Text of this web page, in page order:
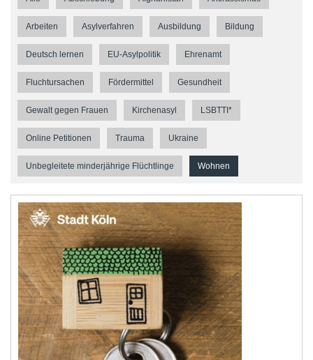
Arbeiten Asylverfahren Ausbildung Bildung
Deutsch lernen EU-Asylpolitik Ehrenamt
Fluchtursachen Fördermittel Gesundheit
Gewalt gegen Frauen Kirchenasyl LSBTTI*
Online Petitionen Trauma Ukraine
Unbegleitete minderjährige Flüchtlinge Wohnen